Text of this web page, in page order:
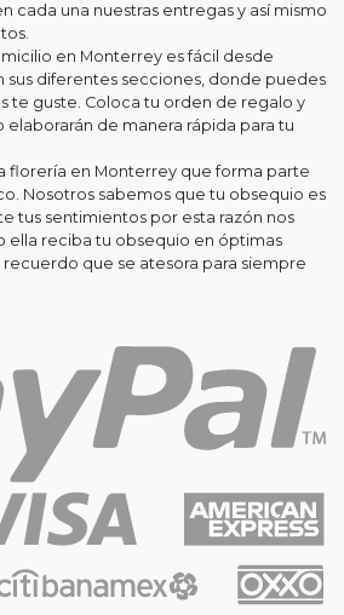
cada una nuestras entregas y así mismo
en Monterrey es fácil desde
sus diferentes secciones, donde puedes
te guste. Coloca tu orden de regalo y
elaborarán de manera rápida para tu
florería en Monterrey que forma parte
Nosotros sabemos que tu obsequio es
tus sentimientos por esta razón nos
ella reciba tu obsequio en óptimas
que se atesora para siempre